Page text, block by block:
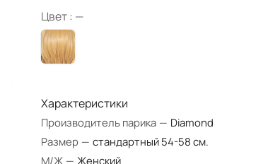
Цвет : —
Характеристики
Производитель парика — Diamond
Размер — стандартный 54-58 см.
М/Ж — Женский